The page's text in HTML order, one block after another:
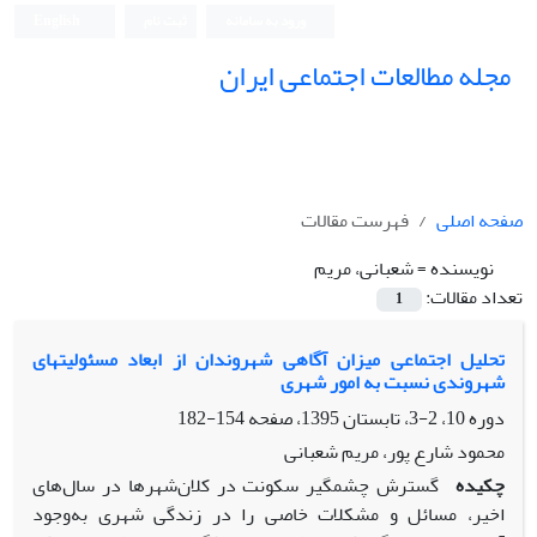
مجله مطالعات اجتماعی ایران
صفحه اصلی
فهرست مقالات
نویسنده =شعبانی، مریم
تعداد مقالات:
1
تحلیل اجتماعی میزان آگاهی شهروندان از ابعاد مسئولیتهای
شهروندی نسبت به امور شهری
دوره 10، 2-3، تابستان 1395، صفحه
154-182
محمود شارع پور، مریم شعبانی
چکیده گسترش چشمگیر سکونت در کلان‌شهرها در سال‌های
اخیر، مسائل و مشکلات خاصی را در زندگی شهری به‌وجود